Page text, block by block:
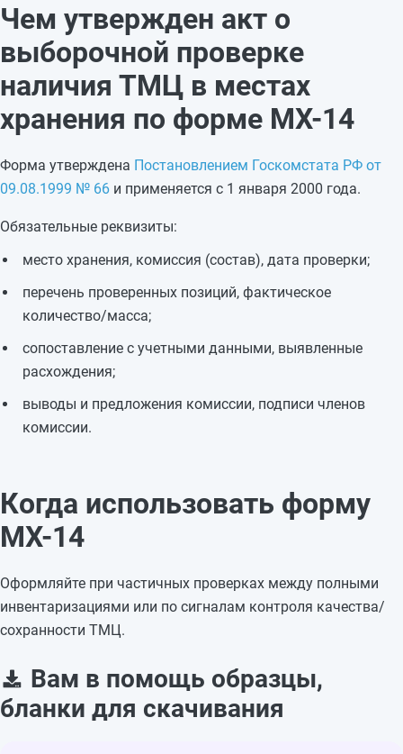
Чем утвержден акт о
выборочной проверке
наличия ТМЦ в местах
хранения по форме МХ-14
Форма утверждена Постановлением Госкомстата РФ от
09.08.1999 № 66 и применяется с 1 января 2000 года.
Обязательные реквизиты:
место хранения, комиссия (состав), дата проверки;
перечень проверенных позиций, фактическое
количество/масса;
сопоставление с учетными данными, выявленные
расхождения;
выводы и предложения комиссии, подписи членов
комиссии.
Когда использовать форму
МХ-14
Оформляйте при частичных проверках между полными
инвентаризациями или по сигналам контроля качества/
сохранности ТМЦ.
Вам в помощь образцы,
бланки для скачивания